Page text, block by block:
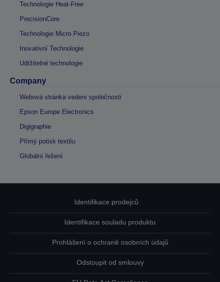
Technologie Heat-Free
PrecisionCore
Technologie Micro Piezo
Inovativní Technologie
Udržitelné technologie
Company
Webová stránka vedení společnosti
Epson Europe Electronics
Digigraphie
Přímý potisk textilu
Globální řešení
Identifikace prodejců
Identifikace souladu produktu
Prohlášení o ochraně osobních údajů
Odstoupit od smlouvy